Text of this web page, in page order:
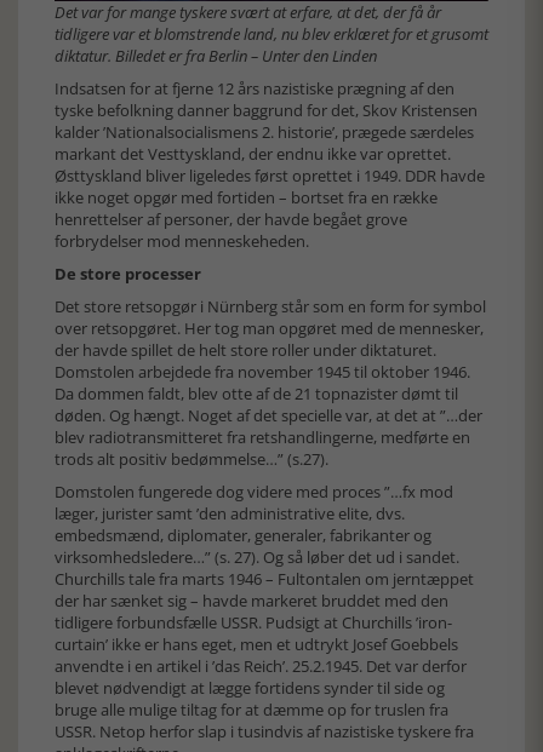
Det var for mange tyskere svært at erfare, at det, der få år
tidligere var et blomstrende land, nu blev erklæret for et grusomt
diktatur. Billedet er fra Berlin – Unter den Linden
Indsatsen for at fjerne 12 års nazistiske prægning af den
tyske befolkning danner baggrund for det, Skov Kristensen
kalder ’Nationalsocialismens 2. historie’, prægede særdeles
markant det Vesttyskland, der endnu ikke var oprettet.
Østtyskland bliver ligeledes først oprettet i 1949. DDR havde
ikke noget opgør med fortiden – bortset fra en række
henrettelser af personer, der havde begået grove
forbrydelser mod menneskeheden.
De store processer
Det store retsopgør i Nürnberg står som en form for symbol
over retsopgøret. Her tog man opgøret med de mennesker,
der havde spillet de helt store roller under diktaturet.
Domstolen arbejdede fra november 1945 til oktober 1946.
Da dommen faldt, blev otte af de 21 topnazister dømt til
døden. Og hængt. Noget af det specielle var, at det at ”…der
blev radiotransmitteret fra retshandlingerne, medførte en
trods alt positiv bedømmelse…” (s.27).
Domstolen fungerede dog videre med proces ”…fx mod
læger, jurister samt ’den administrative elite, dvs.
embedsmænd, diplomater, generaler, fabrikanter og
virksomhedsledere…” (s. 27). Og så løber det ud i sandet.
Churchills tale fra marts 1946 – Fultontalen om jerntæppet
der har sænket sig – havde markeret bruddet med den
tidligere forbundsfælle USSR. Pudsigt at Churchills ’iron-
curtain’ ikke er hans eget, men et udtrykt Josef Goebbels
anvendte i en artikel i ’das Reich’. 25.2.1945. Det var derfor
blevet nødvendigt at lægge fortidens synder til side og
bruge alle mulige tiltag for at dæmme op for truslen fra
USSR. Netop herfor slap i tusindvis af nazistiske tyskere fra